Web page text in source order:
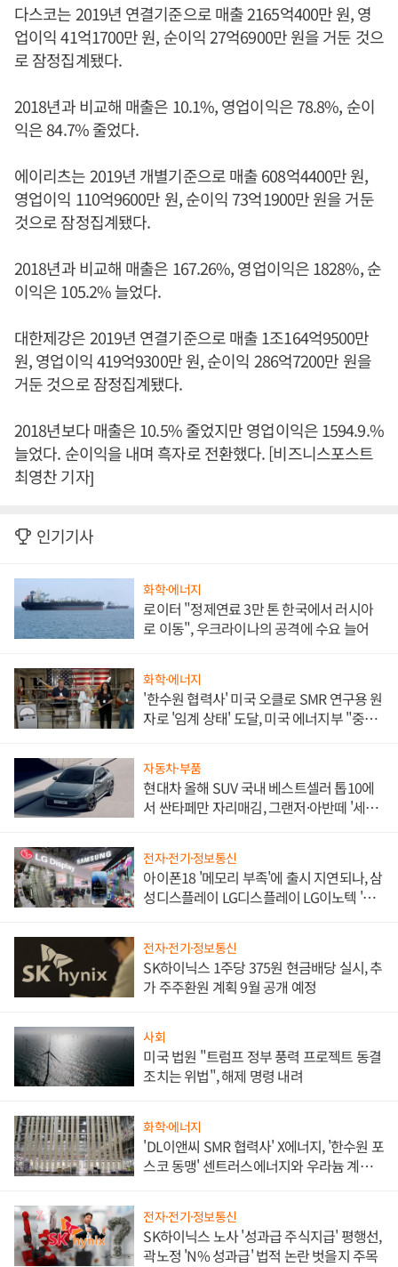
다스코는 2019년 연결기준으로 매출 2165억400만 원, 영
업이익 41억1700만 원, 순이익 27억6900만 원을 거둔 것으
로 잠정집계됐다.
2018년과 비교해 매출은 10.1%, 영업이익은 78.8%, 순이
익은 84.7% 줄었다.
에이리츠는 2019년 개별기준으로 매출 608억4400만 원,
영업이익 110억9600만 원, 순이익 73억1900만 원을 거둔
것으로 잠정집계됐다.
2018년과 비교해 매출은 167.26%, 영업이익은 1828%, 순
이익은 105.2% 늘었다.
대한제강은 2019년 연결기준으로 매출 1조164억9500만
원, 영업이익 419억9300만 원, 순이익 286억7200만 원을
거둔 것으로 잠정집계됐다.
2018년보다 매출은 10.5% 줄었지만 영업이익은 1594.9.%
늘었다. 순이익을 내며 흑자로 전환했다. [비즈니스포스트
최영찬 기자]
인기기사
화학·에너지
로이터 "정제연료 3만 톤 한국에서 러시아
로 이동", 우크라이나의 공격에 수요 늘어
화학·에너지
'한수원 협력사' 미국 오클로 SMR 연구용 원
자로 '임계 상태' 도달, 미국 에너지부 "중요
자동차·부품
현대차 올해 SUV 국내 베스트셀러 톱10에
서 싼타페만 자리매김, 그랜저·아반떼 '세단
전자·전기·정보통신
아이폰18 '메모리 부족'에 출시 지연되나, 삼
성디스플레이 LG디스플레이 LG이노텍 '탈
전자·전기·정보통신
SK하이닉스 1주당 375원 현금배당 실시, 추
가 주주환원 계획 9월 공개 예정
사회
미국 법원 "트럼프 정부 풍력 프로젝트 동결
조치는 위법", 해제 명령 내려
화학·에너지
'DL이앤씨 SMR 협력사' X에너지, '한수원 포
스코 동맹' 센트러스에너지와 우라늄 계약
전자·전기·정보통신
SK하이닉스 노사 '성과급 주식지급' 평행선,
곽노정 'N% 성과급' 법적 논란 벗을지 주목